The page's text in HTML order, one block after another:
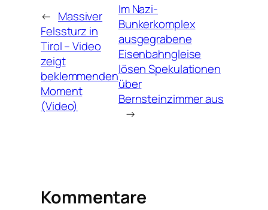
← Massiver
Felssturz in
Tirol – Video
zeigt
beklemmenden
Moment
(Video)
Im Nazi-
Bunkerkomplex
ausgegrabene
Eisenbahngleise
lösen Spekulationen
über
Bernsteinzimmer aus
→
Kommentare